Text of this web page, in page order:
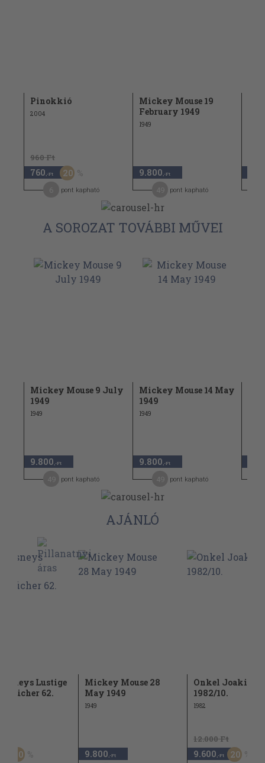
Pinokkió
2004
960 Ft
760 ,-Ft 20
pont kapható
Mickey Mouse 19
February 1949
1949
9.800 ,-Ft
pont kapható
A SOROZAT TOVÁBBI MŰVEI
Mickey Mouse 9 July
1949
1949
9.800 ,-Ft
pont kapható
Mickey Mouse 14 May
1949
1949
9.800 ,-Ft
pont kapható
AJÁNLÓ
Lustige
62.
20
Mickey Mouse 28
May 1949
1949
9.800 ,-Ft
Onkel Joakim
1982/10.
1982
12.000 Ft
9.600 ,-Ft 20